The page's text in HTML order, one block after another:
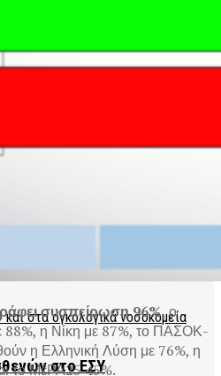
Η πρώτη ασπίδα υγείας για
πολιτική η πρόληψη έως
στο ΕΣΥ
συσπείρωση 96%,ο
η Νίκη με 87%, το ΠΑΣΟΚ-
η Ελληνική Λύση με 76%, η
το ΜέΡΑ25 45%.